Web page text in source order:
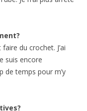
du crochet. J’ai
suis encore
de temps pour m’y